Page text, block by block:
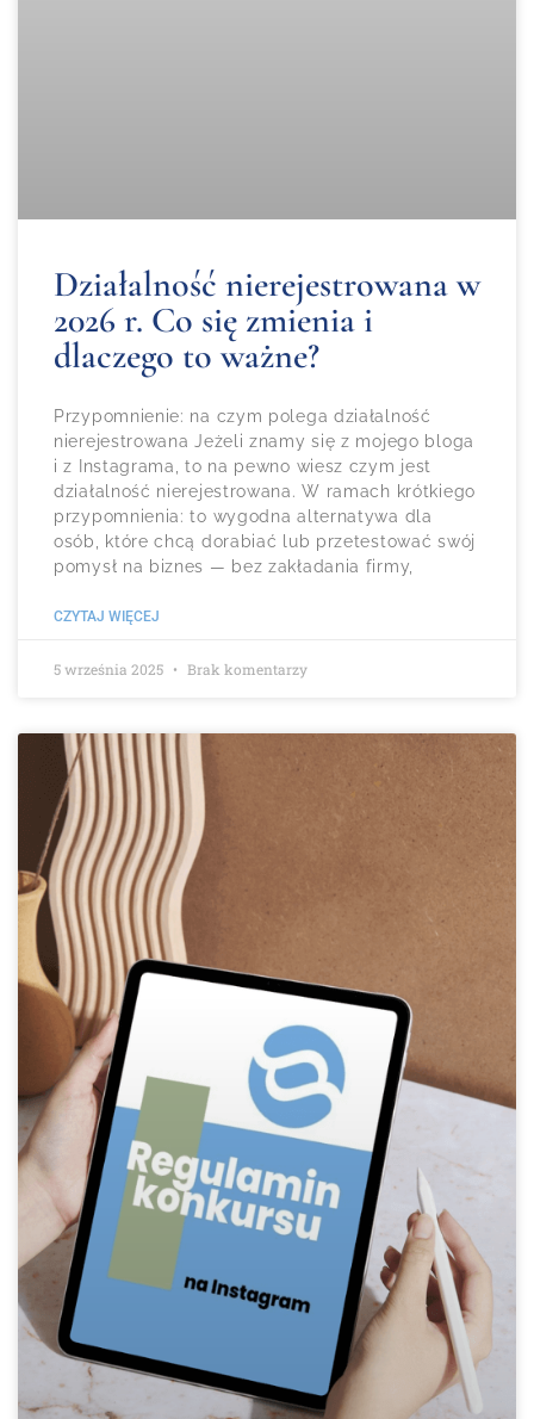
Działalność nierejestrowana w
2026 r. Co się zmienia i
dlaczego to ważne?
Przypomnienie: na czym polega działalność
nierejestrowana Jeżeli znamy się z mojego bloga
i z Instagrama, to na pewno wiesz czym jest
działalność nierejestrowana. W ramach krótkiego
przypomnienia: to wygodna alternatywa dla
osób, które chcą dorabiać lub przetestować swój
pomysł na biznes — bez zakładania firmy,
CZYTAJ WIĘCEJ
5 września 2025 Brak komentarzy